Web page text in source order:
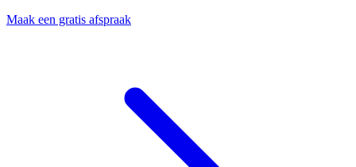
Maak een gratis afspraak